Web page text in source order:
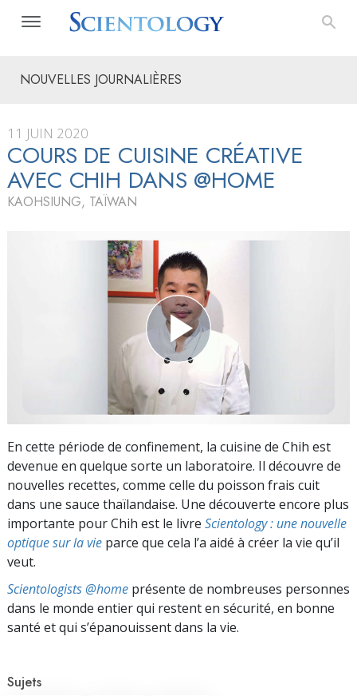
NOUVELLES JOURNALIÈRES
11 JUIN 2020
COURS DE CUISINE CRÉATIVE
AVEC CHIH DANS @HOME
KAOHSIUNG, TAÏWAN
En cette période de confinement, la cuisine de Chih est
devenue en quelque sorte un laboratoire. Il découvre de
nouvelles recettes, comme celle du poisson frais cuit
dans une sauce thaïlandaise. Une découverte encore plus
importante pour Chih est le livre Scientology : une nouvelle
optique sur la vie parce que cela l’a aidé à créer la vie qu’il
veut.
Scientologists @home présente de nombreuses personnes
dans le monde entier qui restent en sécurité, en bonne
santé et qui s’épanouissent dans la vie.
Sujets